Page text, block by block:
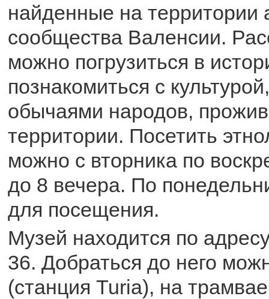
найденные на территории
сообщества Валенсии.
можно погрузиться в
познакомиться с
обычаями народов,
территории. Посетить
можно с вторника по
до 8 вечера. По
для посещения.
Музей находится по
36. Добраться до него
(станция Turia), на